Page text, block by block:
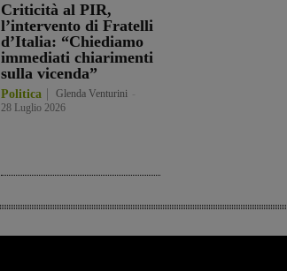
Criticità al PIR,
l’intervento di Fratelli
d’Italia: “Chiediamo
immediati chiarimenti
sulla vicenda”
Politica Glenda Venturini
28 Luglio 2026